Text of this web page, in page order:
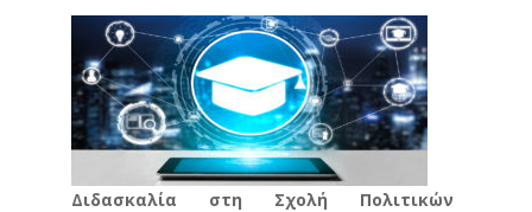
Διδασκαλία στη Σχολή Πολιτικών